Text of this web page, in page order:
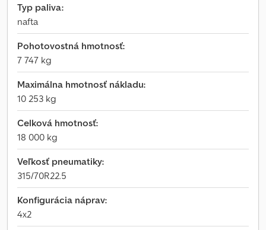
Typ paliva:
nafta
Pohotovostná hmotnosť:
7 747 kg
Maximálna hmotnosť nákladu:
10 253 kg
Celková hmotnosť:
18 000 kg
Veľkosť pneumatiky:
315/70R22.5
Konfigurácia náprav:
4x2